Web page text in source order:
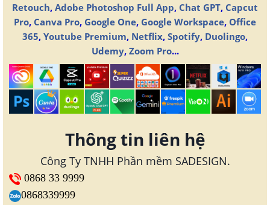
Retouch, Adobe Photoshop Full App, Chat GPT, Capcut
Pro, Canva Pro, Google One, Google Workspace, Office
365, Youtube Premium, Netflix, Spotify, Duolingo,
Udemy, Zoom Pro...
Thông tin liên hệ
Công Ty TNHH Phần mềm SADESIGN.
0868 33 9999
0868339999